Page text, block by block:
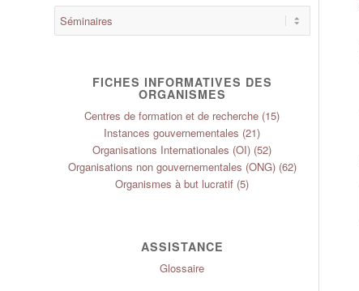
FICHES INFORMATIVES DES
ORGANISMES
Centres de formation et de recherche (15)
Instances gouvernementales (21)
Organisations Internationales (OI) (52)
Organisations non gouvernementales (ONG)(62)
Organismes à but lucratif (5)
ASSISTANCE
Glossaire